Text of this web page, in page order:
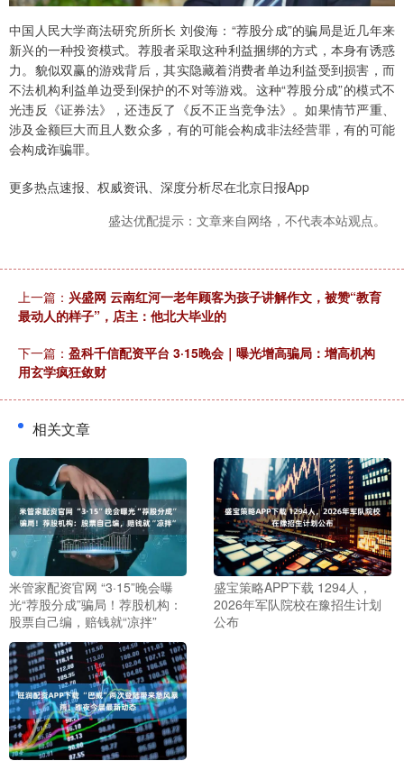
中国人民大学商法研究所所长 刘俊海：“荐股分成”的骗局是近几年来
新兴的一种投资模式。荐股者采取这种利益捆绑的方式，本身有诱惑
力。貌似双赢的游戏背后，其实隐藏着消费者单边利益受到损害，而
不法机构利益单边受到保护的不对等游戏。这种“荐股分成”的模式不
光违反《证券法》，还违反了《反不正当竞争法》。如果情节严重、
涉及金额巨大而且人数众多，有的可能会构成非法经营罪，有的可能
会构成诈骗罪。
更多热点速报、权威资讯、深度分析尽在北京日报App
盛达优配提示：文章来自网络，不代表本站观点。
上一篇： 兴盛网 云南红河一老年顾客为孩子讲解作文，被赞“教育
最动人的样子”，店主：他北大毕业的
下一篇： 盈科千信配资平台 3·15晚会｜曝光增高骗局：增高机构
用玄学疯狂敛财
相关文章
米管家配资官网 “3·15”晚会曝
光“荐股分成”骗局！荐股机构：
股票自己编，赔钱就“凉拌”
盛宝策略APP下载 1294人，
2026年军队院校在豫招生计划
公布